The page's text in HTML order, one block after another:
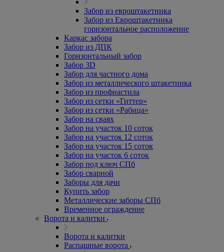
Забор из евроштакетника
Забор из Евроштакетника
горизонтальное расположение
Каркас забора
Забор из ДПК
Горизонтальный забор
Забор 3D
Забор для частного дома
Забор из металлического штакетника
Забор из профнастила
Забор из сетки «Гиттер»
Забор из сетки «Рабица»
Забор на сваях
Забор на участок 10 соток
Забор на участок 12 соток
Забор на участок 15 соток
Забор на участок 6 соток
Забор под ключ СПб
Забор сварной
Заборы для дачи
Купить забор
Металлические заборы СПб
Временное ограждение
Ворота и калитки
Ворота и калитки
Распашные ворота